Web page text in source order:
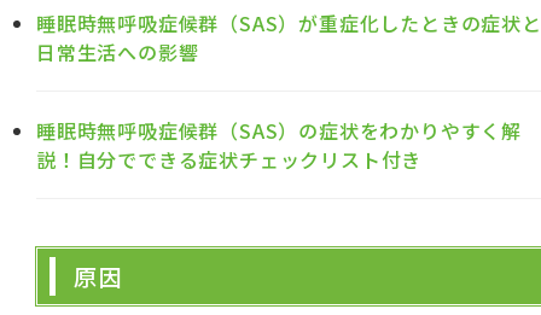
睡眠時無呼吸症候群（SAS）が重症化したときの症状と
日常生活への影響
睡眠時無呼吸症候群（SAS）の症状をわかりやすく解
説！自分でできる症状チェックリスト付き
原因